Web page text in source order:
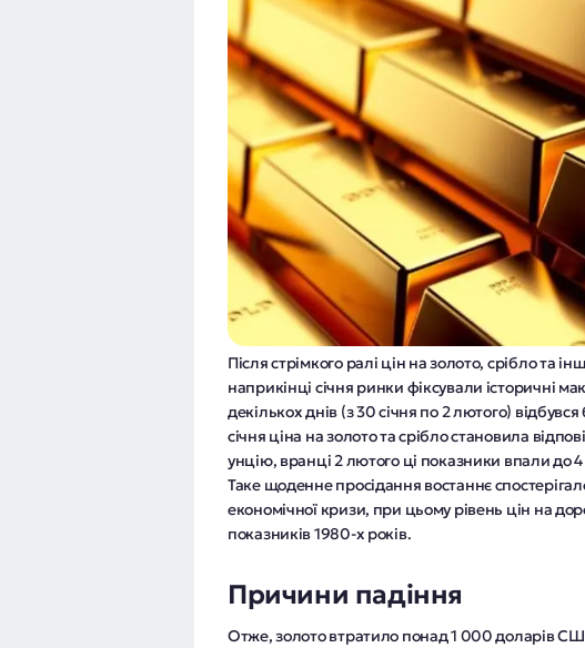
Після стрімкого ралі цін на золото, срібло та
наприкінці січня ринки фіксували історичні
декількох днів (з 30 січня по 2 лютого)
січня ціна на золото та срібло становила
унцію, вранці 2 лютого ці показники впали до
Таке щоденне просідання востаннє
економічної кризи, при цьому рівень цін на
показників 1980-х років.
Причини падіння
Отже, золото втратило понад 1 000 доларів